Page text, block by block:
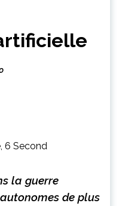
6 Second
la guerre
de plus